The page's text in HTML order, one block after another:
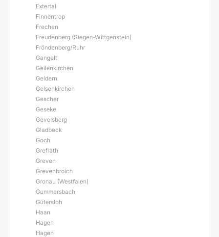
Extertal
Finnentrop
Frechen
Freudenberg (Siegen-Wittgenstein)
Fröndenberg/Ruhr
Gangelt
Geilenkirchen
Geldern
Gelsenkirchen
Gescher
Geseke
Gevelsberg
Gladbeck
Goch
Grefrath
Greven
Grevenbroich
Gronau (Westfalen)
Gummersbach
Gütersloh
Haan
Hagen
Hagen